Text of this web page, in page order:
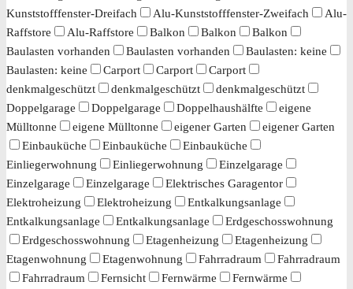
Kunststofffenster-Dreifach
Alu-Kunststofffenster-Zweifach
Alu-
Raffstore
Alu-Raffstore Balkon Balkon
Balkon
Baulasten vorhanden
Baulasten vorhanden
Baulasten: keine
Baulasten: keine
Carport Carport
Carport
denkmalgeschützt
denkmalgeschützt
denkmalgeschützt
Doppelgarage
Doppelgarage Doppelhaushälfte
eigene
Mülltonne
eigene Mülltonne eigener Garten
eigener Garten
Einbauküche
Einbauküche
Einbauküche
Einliegerwohnung
Einliegerwohnung
Einzelgarage
Einzelgarage
Einzelgarage
Elektrisches Garagentor
Elektroheizung
Elektroheizung
Entkalkungsanlage
Entkalkungsanlage
Entkalkungsanlage
Erdgeschosswohnung
Erdgeschosswohnung
Etagenheizung
Etagenheizung
Etagenwohnung
Etagenwohnung Fahrradraum
Fahrradraum
Fahrradraum
Fernsicht Fernwärme
Fernwärme